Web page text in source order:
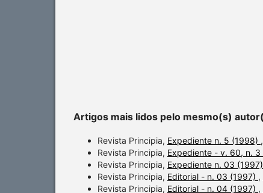
Artigos mais lidos pelo mesmo(s)
Revista Principia, Expediente n. 5 (1998) ,
Revista Principia, Expediente - v. 60, n. 3
Revista Principia, Expediente n. 03 (1997)
Revista Principia, Editorial - n. 03 (1997) ,
Revista Principia, Editorial - n. 04 (1997) ,